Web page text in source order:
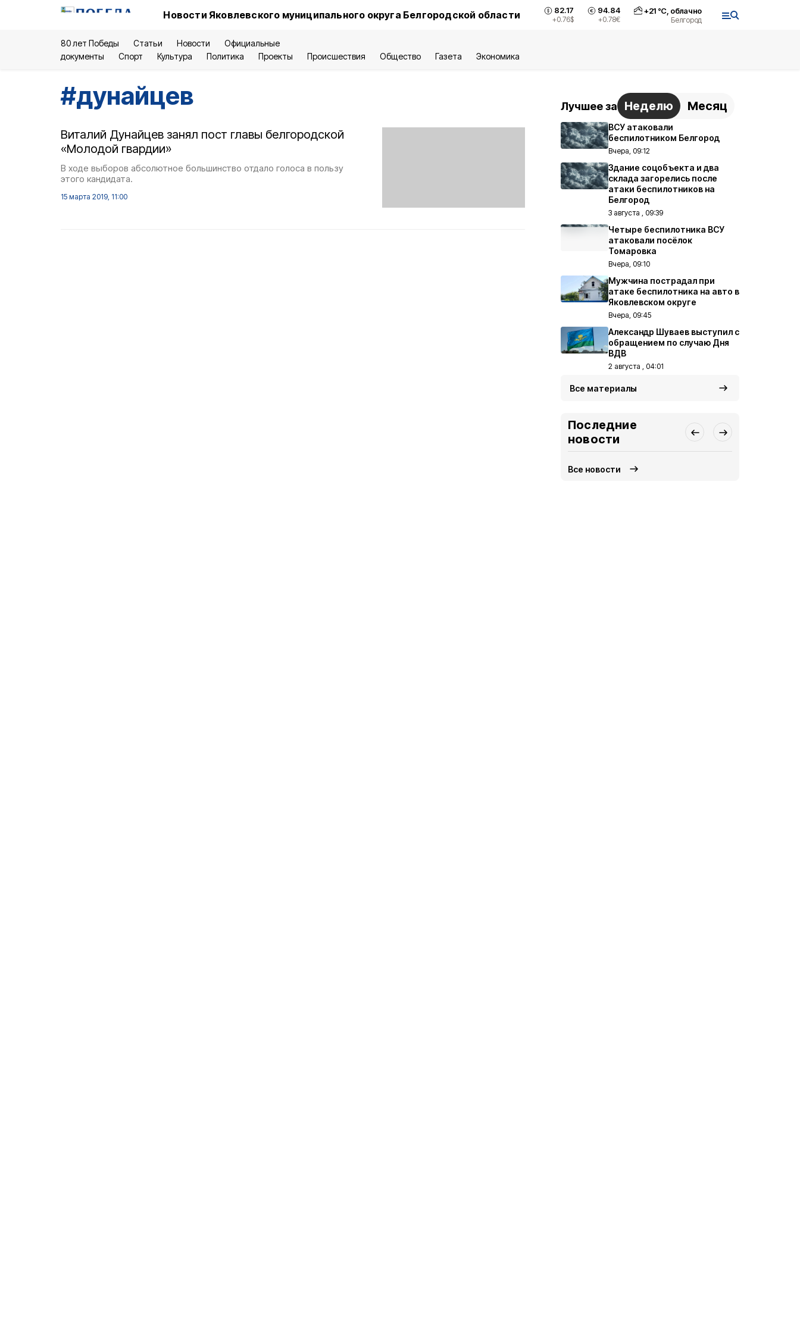
Новости Яковлевского муниципального округа Белгородской области 82.17
+0.76$
94.84
+0.78€
+21°С, облачно
Белгород
80 лет Победы Статьи Новости
Официальные
документы
Спорт Культура Политика Проекты Происшествия Общество Газета Экономика
#дунайцев
Виталий Дунайцев занял пост главы белгородской
«Молодой гвардии»
В ходе выборов абсолютное большинство отдало голоса в пользу
этого кандидата.
15 марта 2019, 11:00
Лучшее за Неделю Месяц
ВСУ атаковали
беспилотником Белгород
Вчера, 09:12
Здание соцобъекта и два
склада загорелись после
атаки беспилотников на
Белгород
3 августа , 09:39
Четыре беспилотника ВСУ
атаковали посёлок
Томаровка
Вчера, 09:10
Мужчина пострадал при
атаке беспилотника на авто в
Яковлевском округе
Вчера, 09:45
Александр Шуваев выступил с
обращением по случаю Дня
ВДВ
2 августа , 04:01
Все материалы
Последние
новости
Все новости